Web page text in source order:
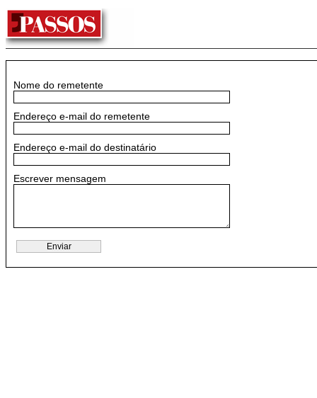
Nome do remetente
Endereço e-mail do remetente
Endereço e-mail do destinatário
Escrever mensagem